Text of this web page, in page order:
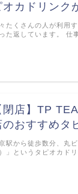
オカドリンク
たくさんの人が利用
た返しています。 仕
閉店】TP
のおすすめタ
駅から徒歩数分、丸
」というタピオカド